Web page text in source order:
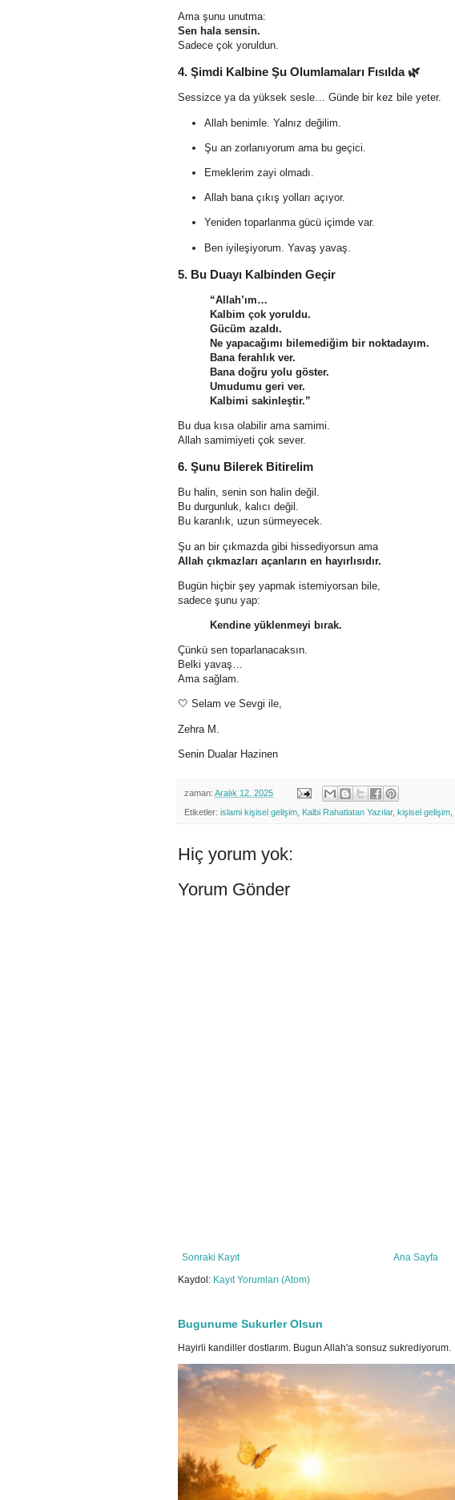
Ama şunu unutma:
Sen hala sensin.
Sadece çok yoruldun.
4. Şimdi Kalbine Şu Olumlamaları Fısılda 🌿
Sessizce ya da yüksek sesle… Günde bir kez bile yeter.
Allah benimle. Yalnız değilim.
Şu an zorlanıyorum ama bu geçici.
Emeklerim zayi olmadı.
Allah bana çıkış yolları açıyor.
Yeniden toparlanma gücü içimde var.
Ben iyileşiyorum. Yavaş yavaş.
5. Bu Duayı Kalbinden Geçir
“Allah’ım…
Kalbim çok yoruldu.
Gücüm azaldı.
Ne yapacağımı bilemediğim bir noktadayım.
Bana ferahlık ver.
Bana doğru yolu göster.
Umudumu geri ver.
Kalbimi sakinleştir.”
Bu dua kısa olabilir ama samimi.
Allah samimiyeti çok sever.
6. Şunu Bilerek Bitirelim
Bu halin, senin son halin değil.
Bu durgunluk, kalıcı değil.
Bu karanlık, uzun sürmeyecek.
Şu an bir çıkmazda gibi hissediyorsun ama
Allah çıkmazları açanların en hayırlısıdır.
Bugün hiçbir şey yapmak istemiyorsan bile,
sadece şunu yap:
Kendine yüklenmeyi bırak.
Çünkü sen toparlanacaksın.
Belki yavaş…
Ama sağlam.
🤍 Selam ve Sevgi ile,
Zehra M.
Senin Dualar Hazinen
zaman: Aralık 12, 2025
Etiketler: islami kişisel gelişim Kalbi Rahatlatan Yazılar, kişisel gelişim
Hiç yorum yok:
Yorum Gönder
Sonraki Kayıt
Ana Sayfa
Kaydol: Kayıt Yorumları (Atom)
Bugunume Sukurler Olsun
Hayirli kandiller dostlarım. Bugun Allah'a sonsuz sukrediyorum.